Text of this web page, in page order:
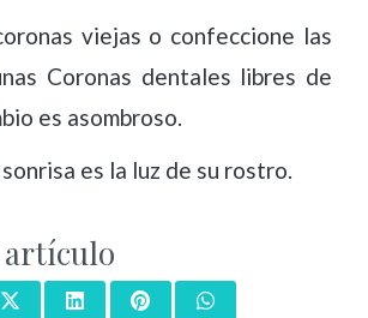
viejas o confeccione las
Coronas dentales libres de
es asombroso.
es la luz de su rostro.